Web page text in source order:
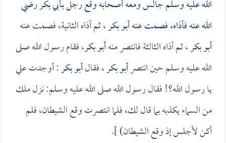
الله عليه وسلم جالس ومعه أصحابه وقع رجل بـأبي بكررضي
الله عنه فآذاه، فصمت عنهأبو بكر، ثم آذاه الثانية، فصمت عنه
أبو بكر، ثم آذاه الثالثة فانتصر منهأبو بكر، فقام رسول الله صلى
الله عليه وسلم حين انتصرأبو بكر، فقالأبو بكر: أوجدت علي
يا رسول الله؟! فقال رسول الله صلى الله عليه وسلم: نزل ملك
من السماء يكذبه بما قال لك، فلما انتصرت وقع الشيطان، فلم
أكن لأجلس إذ وقع الشيطان) ].